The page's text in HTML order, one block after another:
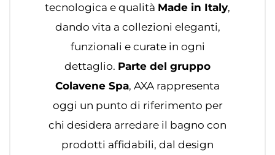
tecnologica e qualità Made in Italy,
dando vita a collezioni eleganti,
funzionali e curate in ogni
dettaglio. Parte del gruppo
Colavene Spa, AXA rappresenta
oggi un punto di riferimento per
chi desidera arredare il bagno con
prodotti affidabili, dal design